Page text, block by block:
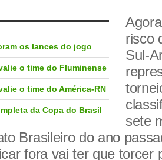
os lances do jogo
o time do Fluminense
o time do América-RN
da Copa do Brasil
risco
Sul-
sete
Brasileiro do ano
fora vai ter que torcer